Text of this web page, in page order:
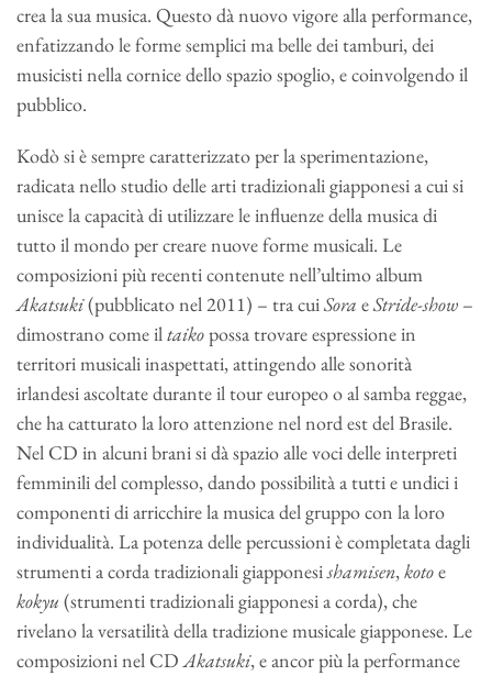
crea la sua musica. Questo dà nuovo vigore alla performance,
enfatizzando le forme semplici ma belle dei tamburi, dei
musicisti nella cornice dello spazio spoglio, e coinvolgendo il
pubblico.
Kodò si è sempre caratterizzato per la sperimentazione,
radicata nello studio delle arti tradizionali giapponesi a cui si
unisce la capacità di utilizzare le influenze della musica di
tutto il mondo per creare nuove forme musicali. Le
composizioni più recenti contenute nell’ultimo album
Akatsuki(pubblicato nel 2011) – tra cuiSora eStride-show –
dimostrano come iltaikopossa trovare espressione in
territori musicali inaspettati, attingendo alle sonorità
irlandesi ascoltate durante il tour europeo o al samba reggae,
che ha catturato la loro attenzione nel nord est del Brasile.
Nel CD in alcuni brani si dà spazio alle voci delle interpreti
femminili del complesso, dando possibilità a tutti e undici i
componenti di arricchire la musica del gruppo con la loro
individualità. La potenza delle percussioni è completata dagli
strumenti a corda tradizionali giapponesishamisen,kotoe
kokyu (strumenti tradizionali giapponesi a corda), che
rivelano la versatilità della tradizione musicale giapponese. Le
composizioni nel CDAkatsuki, e ancor più la performance